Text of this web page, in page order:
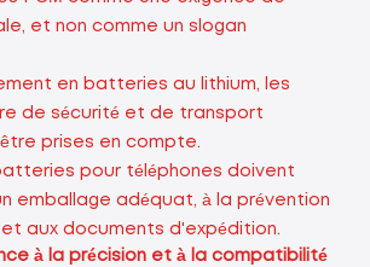
et non comme un slogan
en batteries au lithium, les
de sécurité et de transport
prises en compte.
pour téléphones doivent
emballage adéquat, à la prévention
aux documents d'expédition.
à la précision et à la compatibilité